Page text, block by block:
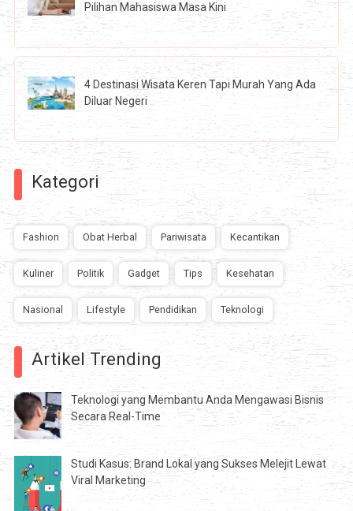
Pilihan Mahasiswa Masa Kini
4 Destinasi Wisata Keren Tapi Murah Yang Ada
Diluar Negeri
Kategori
Fashion Obat Herbal Pariwisata Kecantikan
Kuliner Politik Gadget Tips Kesehatan
Nasional Lifestyle Pendidikan Teknologi
Artikel Trending
Teknologi yang Membantu Anda Mengawasi Bisnis
Secara Real-Time
Studi Kasus: Brand Lokal yang Sukses Melejit Lewat
Viral Marketing